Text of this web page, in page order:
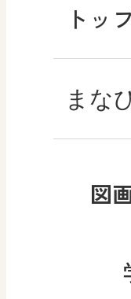
トッ
まな
図